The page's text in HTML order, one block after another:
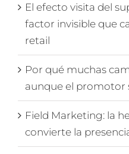
El efecto visita del
factor invisible que
retail
Por qué muchas
aunque el promotor
Field Marketing: la
convierte la